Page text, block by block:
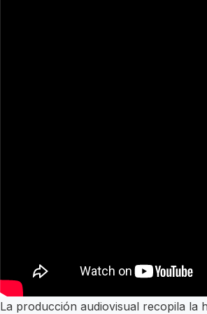
La producción audiovisual recopila la